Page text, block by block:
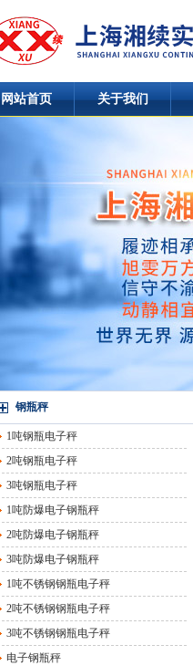
网站首页 关于我们
钢瓶秤
1吨钢瓶电子秤
2吨钢瓶电子秤
3吨钢瓶电子秤
1吨防爆电子钢瓶秤
2吨防爆电子钢瓶秤
3吨防爆电子钢瓶秤
1吨不锈钢钢瓶电子秤
2吨不锈钢钢瓶电子秤
3吨不锈钢钢瓶电子秤
电子钢瓶秤